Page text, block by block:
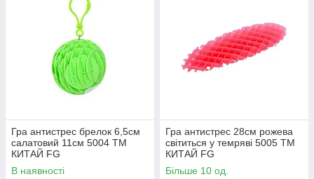
Гра антистрес брелок 6,5см
салатовий 11см 5004 ТМ
КИТАЙ FG
В наявності
Гра антистрес 28см рожева
світиться у темряві 5005 ТМ
КИТАЙ FG
Більше 10 од.